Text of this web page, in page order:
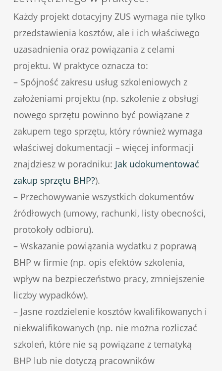
Każdy projekt dotacyjny ZUS wymaga nie tylko
przedstawienia kosztów, ale i ich właściwego
uzasadnienia oraz powiązania z celami
projektu. W praktyce oznacza to:
– Spójność zakresu usług szkoleniowych z
założeniami projektu (np. szkolenie z obsługi
nowego sprzętu powinno być powiązane z
zakupem tego sprzętu, który również wymaga
właściwej dokumentacji – więcej informacji
znajdziesz w poradniku: Jak udokumentować
zakup sprzętu BHP?).
– Przechowywanie wszystkich dokumentów
źródłowych (umowy, rachunki, listy obecności,
protokoły odbioru).
– Wskazanie powiązania wydatku z poprawą
BHP w firmie (np. opis efektów szkolenia,
wpływ na bezpieczeństwo pracy, zmniejszenie
liczby wypadków).
– Jasne rozdzielenie kosztów kwalifikowanych i
niekwalifikowanych (np. nie można rozliczać
szkoleń, które nie są powiązane z tematyką
BHP lub nie dotyczą pracowników